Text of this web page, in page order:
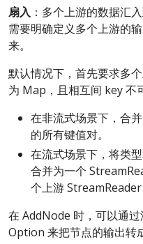
扇入 ：多个上游的数据汇
需要明确定义多个上游的
来。
默认情况下，首先要求多
为 Map，且相互间 key 不
在非流式场景下，合
的所有键值对。
在流式场景下，将类
合并为一个
个上游 StreamReader
在 AddNode 时，可以通
Option 来把节点的输出转